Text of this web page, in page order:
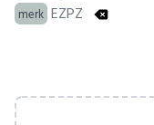
merk EZPZ